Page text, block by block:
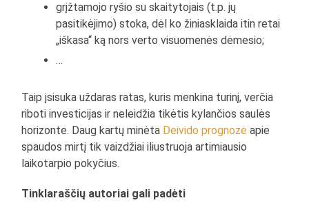
grįžtamojo ryšio su skaitytojais (t.p. jų
pasitikėjimo) stoka, dėl ko žiniasklaida itin retai
„iškasa“ ką nors verto visuomenės dėmesio;
…
Taip įsisuka uždaras ratas, kuris menkina turinį, verčia
riboti investicijas ir neleidžia tikėtis kylančios saulės
horizonte. Daug kartų minėta Deivido prognozė apie
spaudos mirtį tik vaizdžiai iliustruoja artimiausio
laikotarpio pokyčius.
Tinklaraščių autoriai gali padėti